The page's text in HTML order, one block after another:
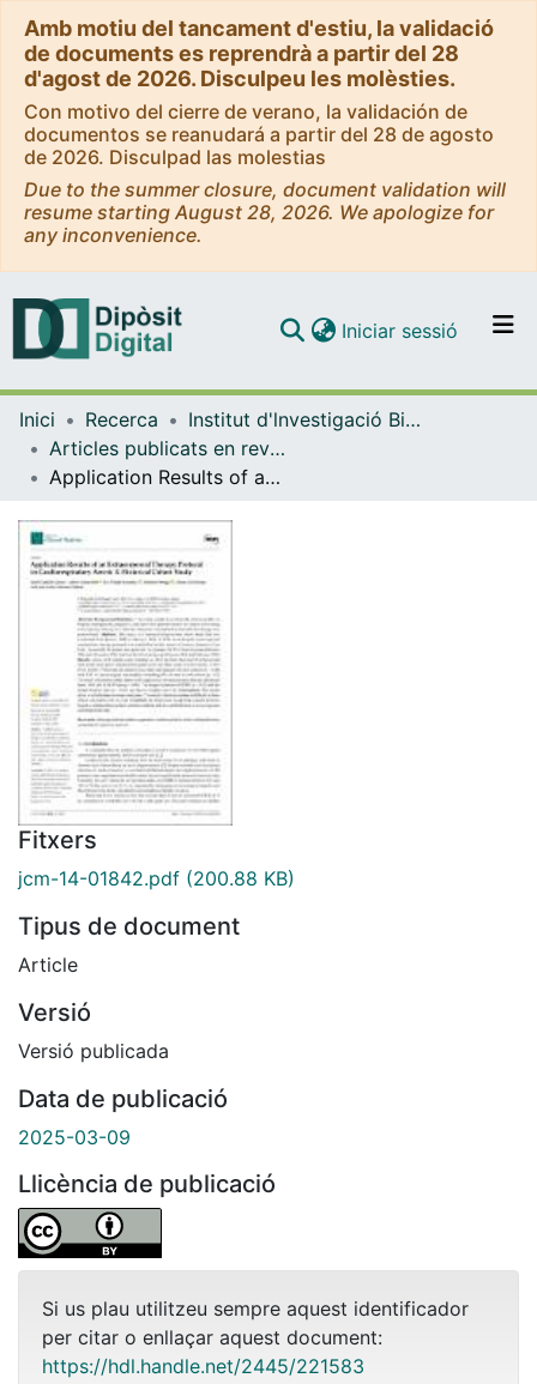
Amb motiu del tancament d'estiu, la validació
de documents es reprendrà a partir del 28
d'agost de 2026. Disculpeu les molèsties.
Con motivo del cierre de verano, la validación de
documentos se reanudará a partir del 28 de agosto
de 2026. Disculpad las molestias
Due to the summer closure, document validation will
resume starting August 28, 2026. We apologize for
any inconvenience.
Navega per tot el DD
Iniciar sessió (current)
Inici Recerca
Institut d'lnvestigació Biomèdica de Bellvitge (IDIBELL)
Articles publicats en revistes (Institut d'lnvestigació Biomèdica de Bellvitge (IDIBELL))
Application Results of an Extracorporeal Therapy Protocol in Cardiorespiratory Arrest: A Historical Cohort Study
Fitxers
jcm-14-01842.pdf (200.88 KB)
Tipus de document
Article
Versió
Versió publicada
Data de publicació
2025-03-09
Llicència de publicació
Si us plau utilitzeu sempre aquest identificador
per citar o enllaçar aquest document:
https://hdl.handle.net/2445/221583